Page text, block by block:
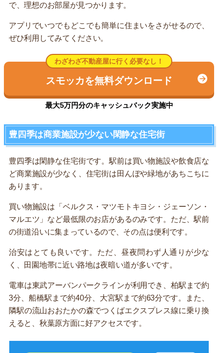
で、理想のお部屋が見つかります。
アプリでいつでもどこでも簡単に住まいをさがせるので、
ぜひ利用してみてください。
わざわざ不動産屋に行く必要なし！
スモッカを無料ダウンロード
最大5万円分のキャッシュバック実施中
豊四季は商業施設が少ない閑静な住宅街
豊四季は閑静な住宅街です。駅前は買い物施設や飲食店な
ど商業施設が少なく、住宅街は田んぼや緑地があちこちに
あります。
買い物施設は「ベルクス・マツモトキヨシ・ジェーソン・
マルエツ」など最低限のお店があるのみです。ただ、駅前
の街道沿いに集まっているので、その点は便利です。
治安はとても良いです。ただ、昼夜問わず人通りが少な
く、田園地帯に近い路地は夜暗い道が多いです。
電車は東武アーバンパークラインが利用でき、柏駅まで約
3分、船橋駅まで約40分、大宮駅まで約63分です。また、
隣駅の流山おおたかの森でつくばエクスプレス線に乗り換
えると、秋葉原方面に好アクセスです。